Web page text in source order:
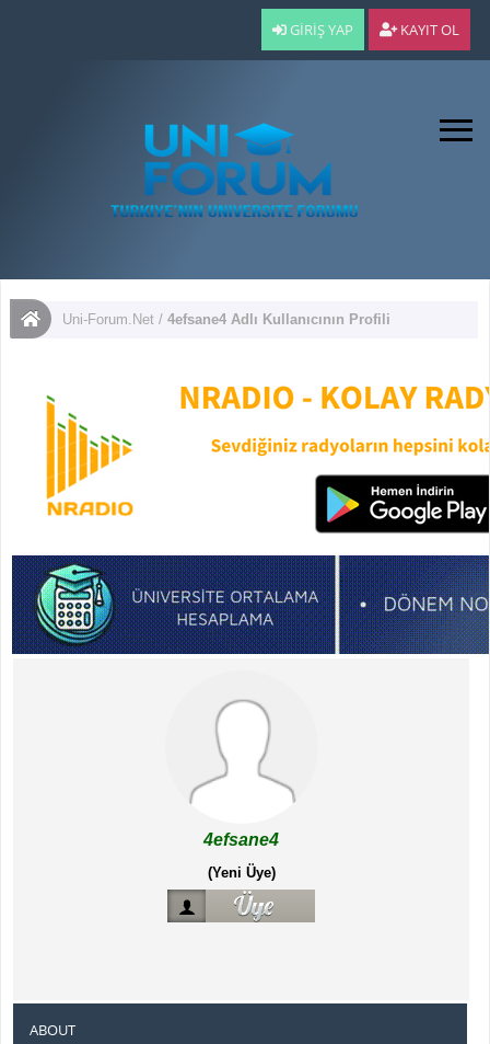
GIRIŞ YAP KAYIT OL
Uni-Forum.Net /4efsane4 Adlı Kullanıcının Profili
4efsane4
(Yeni Üye)
ABOUT